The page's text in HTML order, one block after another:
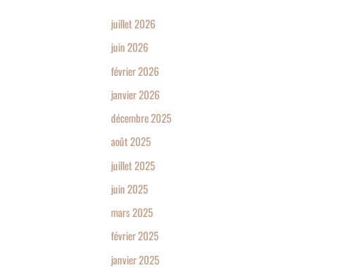
juillet 2026
juin 2026
février 2026
janvier 2026
décembre 2025
août 2025
juillet 2025
juin 2025
mars 2025
février 2025
janvier 2025